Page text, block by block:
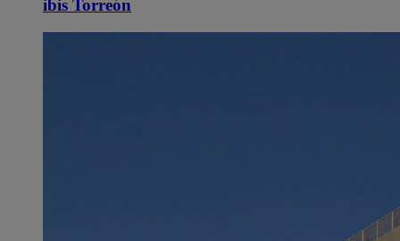
ibis Torreón